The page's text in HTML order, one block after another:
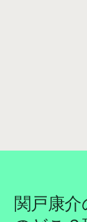
関戸康